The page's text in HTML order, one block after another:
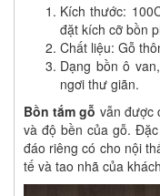
Kích thước:
đặt kích cỡ bồn
Chất liệu: Gỗ
Dạng bồn ô
ngơi thư giãn.
Bồn tắm gỗ vẫn được
và độ bền của gỗ.
đáo riêng có cho nội
tế và tao nhã của